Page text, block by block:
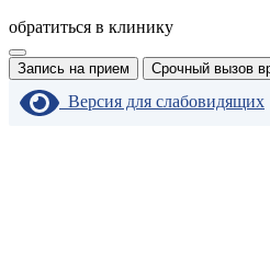
обратиться в клинику
Запись на прием Срочный вызов
Версия для слабовидящих